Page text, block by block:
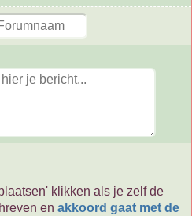
klikken als je zelf de
en akkoord gaat met de